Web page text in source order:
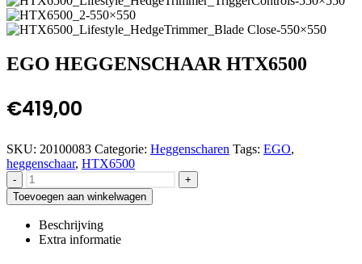
EGO HEGGENSCHAAR HTX6500
€419,00
SKU: 20100083 Categorie: Heggenscharen Tags: EGO,
heggenschaar, HTX6500
-
+
Toevoegen aan winkelwagen
Beschrijving
Extra informatie